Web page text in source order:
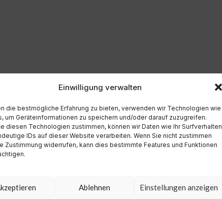
Einwilligung verwalten
die bestmögliche Erfahrung zu bieten, verwenden wir Technologien wie
um Geräteinformationen zu speichern und/oder darauf zuzugreifen.
diesen Technologien zustimmen, können wir Daten wie Ihr Surfverhalten
IDs auf dieser Website verarbeiten. Wenn Sie nicht zustimmen
Zustimmung widerrufen, kann dies bestimmte Features und Funktionen
Ablehnen Einstellungen anzeigen